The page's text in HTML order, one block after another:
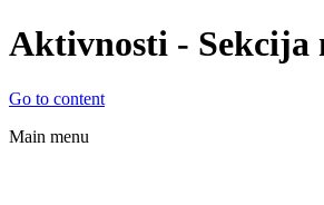
Aktivnosti - Sekcija
Go to content
Main menu